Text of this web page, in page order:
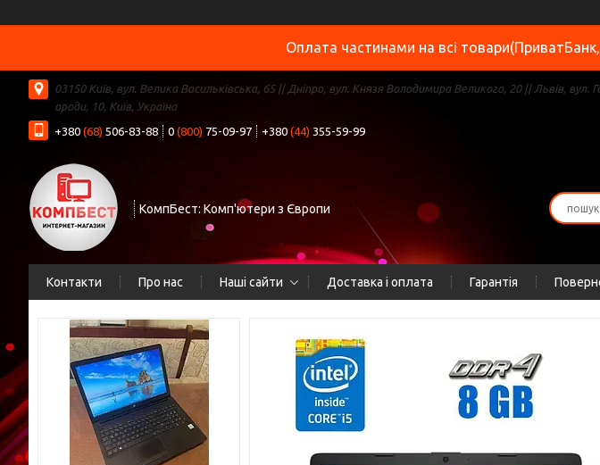
Оплата частинами на всі
03150 Київ, вул. Велика Васильківська, 65 || Дніпро, вул. Князя Володимира Великого, 20 || Львів,
ороди, 10, Київ, Україна
+380 (68) 506-83-88 0 (800) 75-09-97 +380 (44) 355-59-99
КомпБест: Комп'ютери з Європи
Контакти Про нас Наші сайти Доставка і оплата Гарантія